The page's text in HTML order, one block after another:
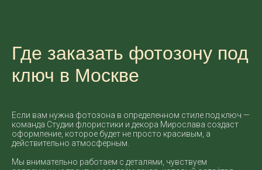
Где заказать фотозону под
ключ в Москве
Если вам нужна фотозона в определенном стиле под ключ —
команда Студии флористики и декора Мирослава создаст
оформление, которое будет не просто красивым, а
действительно атмосферным.
Мы внимательно работаем с деталями, чувствуем